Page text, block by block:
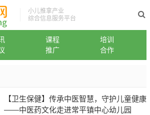
小儿推拿产业
综合信息服务平台
课程
培训
推广 合作
【卫生保健】传承中医智慧，守护儿童健康
——中医药文化走进常平镇中心幼儿园